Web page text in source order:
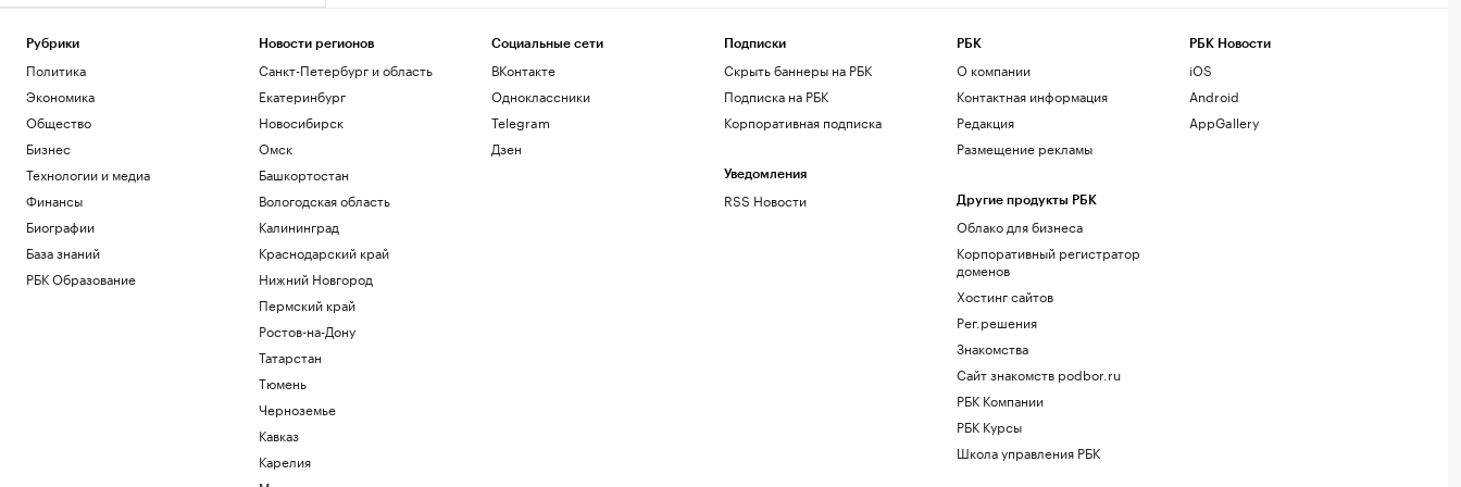
Рубрики
Политика
Экономика
Общество
Бизнес
Технологии и медиа
Финансы
Биографии
База знаний
РБК Образование
Новости регионов
Санкт-Петербург и область
Екатеринбург
Новосибирск
Омск
Башкортостан
Вологодская область
Калининград
Краснодарский край
Нижний Новгород
Пермский край
Ростов-на-Дону
Татарстан
Тюмень
Черноземье
Кавказ
Карелия
Социальные сети
ВКонтакте
Одноклассники
Telegram
Дзен
Подписки
Скрыть баннеры на РБК
Подписка на РБК
Корпоративная подписка
Уведомления
RSS Новости
РБК
О компании
Контактная информация
Редакция
Размещение рекламы
Другие продукты РБК
Облако для бизнеса
Корпоративный регистратор
доменов
Хостинг сайтов
Рег.решения
Знакомства
Сайт знакомств podbor.ru
РБК Компании
РБК Курсы
Школа управления РБК
РБК Новости
iOS
Android
AppGallery